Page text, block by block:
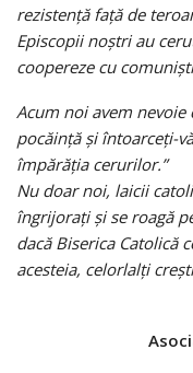
rezistență față de
Episcopii noștri au
coopereze cu
Acum noi avem nevoie
pocăință și întoarceți-
împărăția cerurilor.”
Nu doar noi, laicii
îngrijorați și se roagă
dacă Biserica Catolică
acesteia, celorlalți